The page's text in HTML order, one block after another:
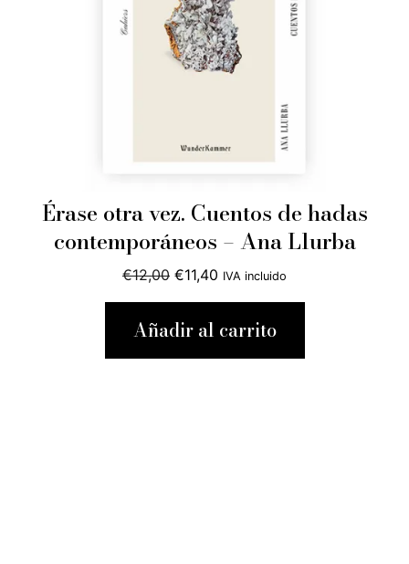
Érase otra vez. Cuentos de hadas
contemporáneos – Ana Llurba
€12,00 El
precio
original
€11,40 El
precio
actual
IVA incluido
Añadir al carrito